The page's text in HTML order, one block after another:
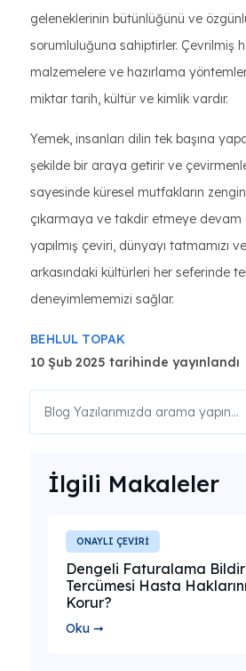
geleneklerinin bütünlüğünü ve
sorumluluğuna sahiptirler. Çevrilmiş
malzemelere ve hazırlama
miktar tarih, kültür ve kimlik vardır.
Yemek, insanları dilin tek başına
şekilde bir araya getirir ve
sayesinde küresel mutfakların zengin
çıkarmaya ve takdir etmeye devam
yapılmış çeviri, dünyayı tatmamızı
arkasındaki kültürleri her seferinde
deneyimlememizi sağlar.
BEHLUL TOPAK
10 Şub 2025 tarihinde yayınlandı
İlgili Makaleler
ONAYLI ÇEVİRİ
Dengeli Faturalama
Tercümesi Hasta
Korur?
Oku ➞